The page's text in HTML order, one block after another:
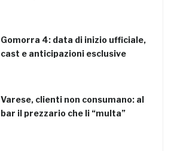
Gomorra 4: data di inizio ufficiale,
cast e anticipazioni esclusive
Varese, clienti non consumano: al
bar il prezzario che li “multa”